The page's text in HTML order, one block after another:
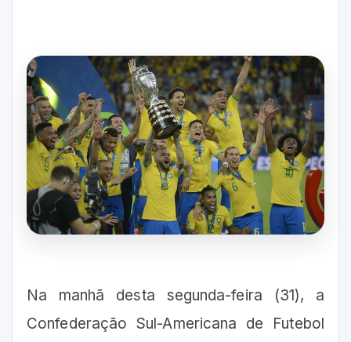
Na manhã desta segunda-feira (31), a
Confederação Sul-Americana de Futebol